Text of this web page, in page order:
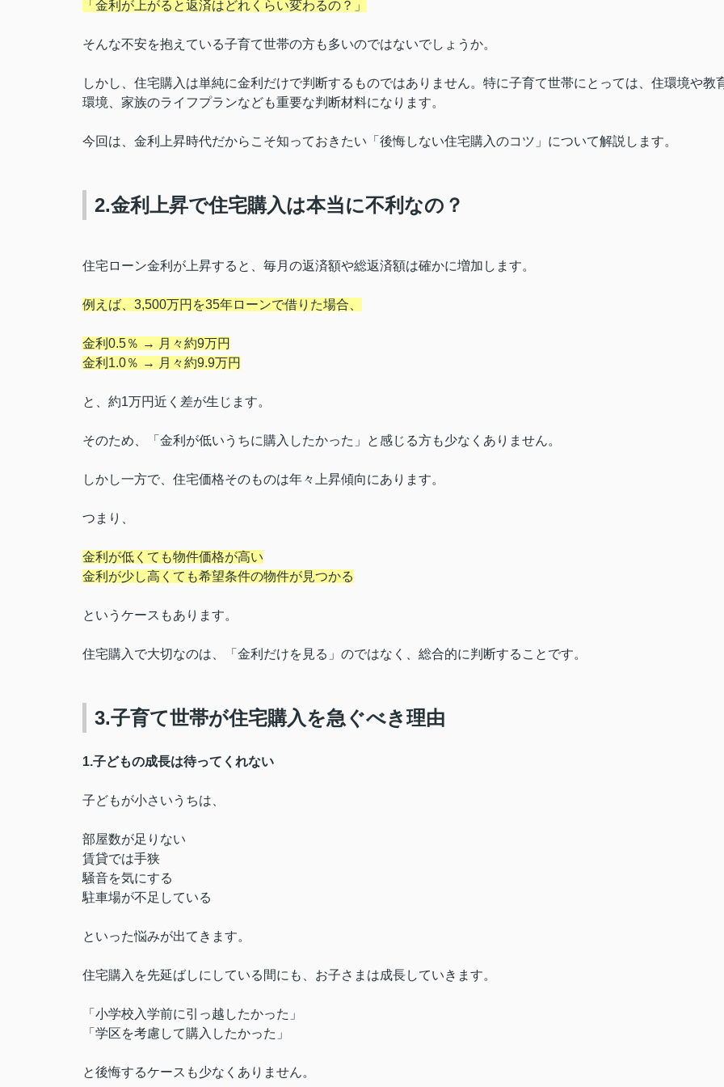
「金利が上がると返済はどれくらい変わるの？」
そんな不安を抱えている子育て世帯の方も多いのではないでしょうか。
しかし、住宅購入は単純に金利だけで判断するものではありません。特に子育て世帯にとっては、住環境や教
環境、家族のライフプランなども重要な判断材料になります。
今回は、金利上昇時代だからこそ知っておきたい「後悔しない住宅購入のコツ」について解説します。
2.金利上昇で住宅購入は本当に不利なの？
住宅ローン金利が上昇すると、毎月の返済額や総返済額は確かに増加します。
例えば、3,500万円を35年ローンで借りた場合、
金利0.5％ → 月々約9万円
金利1.0％ → 月々約9.9万円
と、約1万円近く差が生じます。
そのため、「金利が低いうちに購入したかった」と感じる方も少なくありません。
しかし一方で、住宅価格そのものは年々上昇傾向にあります。
つまり、
金利が低くても物件価格が高い
金利が少し高くても希望条件の物件が見つかる
というケースもあります。
住宅購入で大切なのは、「金利だけを見る」のではなく、総合的に判断することです。
3.子育て世帯が住宅購入を急ぐべき理由
1.子どもの成長は待ってくれない
子どもが小さいうちは、
部屋数が足りない
賃貸では手狭
騒音を気にする
駐車場が不足している
といった悩みが出てきます。
住宅購入を先延ばしにしている間にも、お子さまは成長していきます。
「小学校入学前に引っ越したかった」
「学区を考慮して購入したかった」
と後悔するケースも少なくありません。